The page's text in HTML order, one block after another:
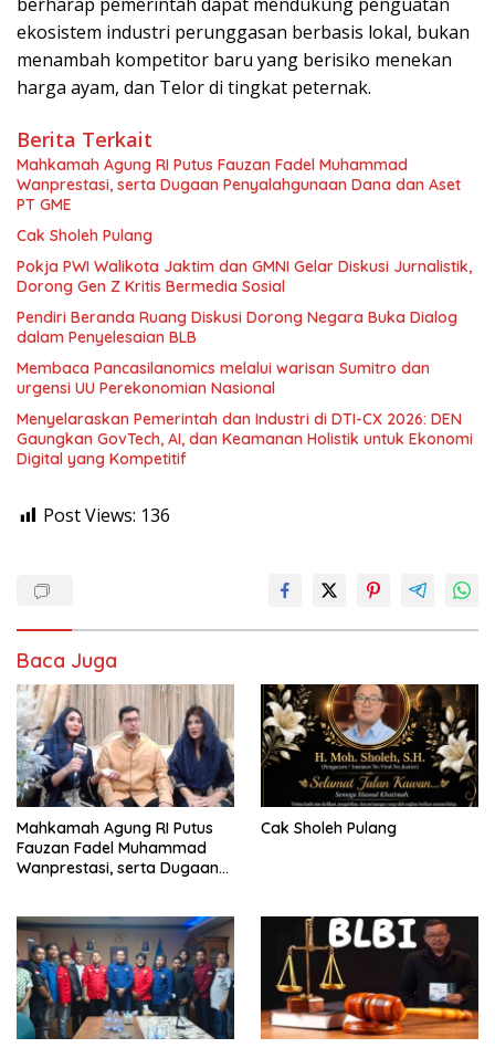
ekosistem industri perunggasan berbasis lokal, bukan
menambah kompetitor baru yang berisiko menekan
harga ayam, dan Telor di tingkat peternak.
Berita Terkait
Mahkamah Agung RI Putus Fauzan Fadel Muhammad
Wanprestasi, serta Dugaan Penyalahgunaan Dana dan Aset
PT GME
Cak Sholeh Pulang
Pokja PWI Walikota Jaktim dan GMNI Gelar Diskusi Jurnalistik,
Dorong Gen Z Kritis Bermedia Sosial
Pendiri Beranda Ruang Diskusi Dorong Negara Buka Dialog
dalam Penyelesaian BLB
Membaca Pancasilanomics melalui warisan Sumitro dan
urgensi UU Perekonomian Nasional
Menyelaraskan Pemerintah dan Industri di DTI-CX 2026: DEN
Gaungkan GovTech, AI, dan Keamanan Holistik untuk Ekonomi
Digital yang Kompetitif
Post Views: 136
Baca Juga
Mahkamah Agung RI Putus
Fauzan Fadel Muhammad
Wanprestasi, serta Dugaan
Cak Sholeh Pulang